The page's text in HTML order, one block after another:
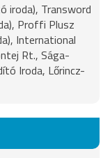
iroda), Transword
Proffi Plusz
International
Rt., Sága-
Iroda, Lőrincz-